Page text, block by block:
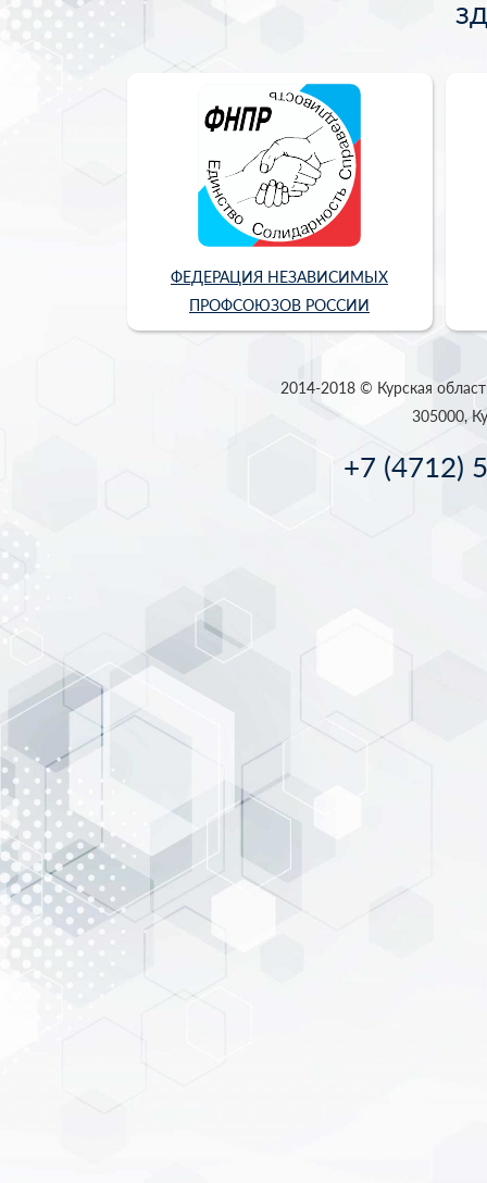
ФЕДЕРАЦИЯ НЕЗАВИСИМЫХ
ПРОФСОЮЗОВ РОССИИ
2014-2018 © Курская
305000,
+7 (4712)